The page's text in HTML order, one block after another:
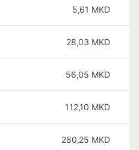
5,61 MKD
28,03 MKD
56,05 MKD
112,10 MKD
280,25 MKD